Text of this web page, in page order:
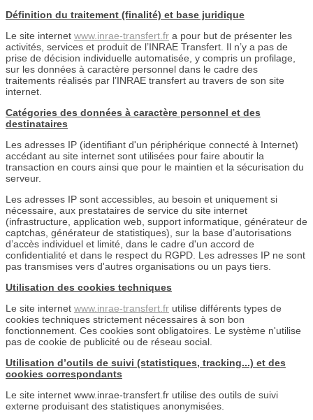
Définition du traitement (finalité) et base juridique
Le site internet www.inrae-transfert.fr a pour but de présenter les
activités, services et produit de l’INRAE Transfert. Il n’y a pas de
prise de décision individuelle automatisée, y compris un profilage,
sur les données à caractère personnel dans le cadre des
traitements réalisés par l’INRAE transfert au travers de son site
internet.
Catégories des données à caractère personnel et des
destinataires
Les adresses IP (identifiant d'un périphérique connecté à Internet)
accédant au site internet sont utilisées pour faire aboutir la
transaction en cours ainsi que pour le maintien et la sécurisation du
serveur.
Les adresses IP sont accessibles, au besoin et uniquement si
nécessaire, aux prestataires de service du site internet
(infrastructure, application web, support informatique, générateur de
captchas, générateur de statistiques), sur la base d’autorisations
d’accès individuel et limité, dans le cadre d'un accord de
confidentialité et dans le respect du RGPD. Les adresses IP ne sont
pas transmises vers d'autres organisations ou un pays tiers.
Utilisation des cookies techniques
Le site internet www.inrae-transfert.fr utilise différents types de
cookies techniques strictement nécessaires à son bon
fonctionnement. Ces cookies sont obligatoires. Le système n'utilise
pas de cookie de publicité ou de réseau social.
Utilisation d’outils de suivi (statistiques, tracking...) et des
cookies correspondants
Le site internet www.inrae-transfert.fr utilise des outils de suivi
externe produisant des statistiques anonymisées.